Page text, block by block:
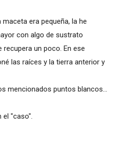
era pequeña, la he
con algo de sustrato
recupera un poco. En ese
las raíces y la tierra anterior y
mencionados puntos blancos...
el "caso".